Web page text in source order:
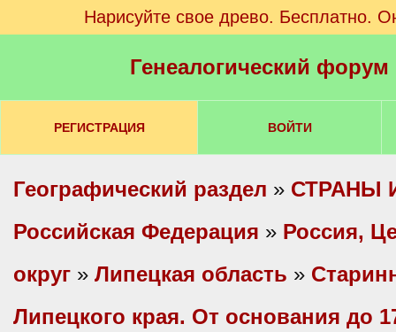
Нарисуйте свое древо. Бесплатно.
Генеалогический
РЕГИСТРАЦИЯ ВОЙТИ
Географический раздел » СТРАНЫ
Российская Федерация » Россия,
округ » Липецкая область »
Липецкого края. От основания до